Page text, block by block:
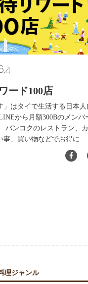
ード100店
」はタイで生活する日本
から月額300Bのメンバ
バンコクのレストラン、
事、買い物などでお得に
理ジャンル